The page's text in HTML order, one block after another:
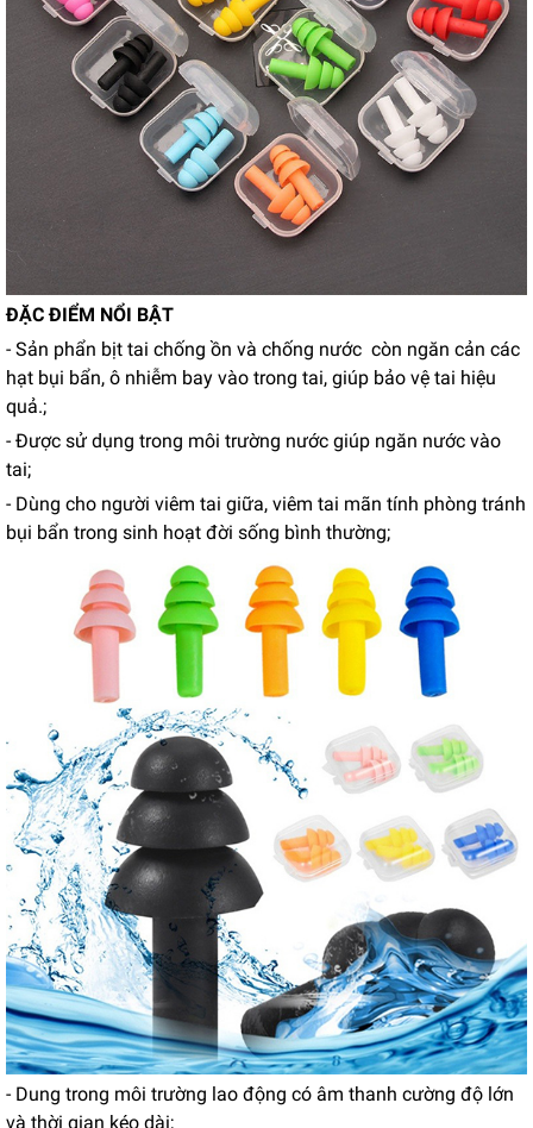
ĐẶC ĐIỂM NỔI BẬT
- Sản phẩn bịt tai chống ồn và chống nước còn ngăn cản các
hạt bụi bẩn, ô nhiễm bay vào trong tai, giúp bảo vệ tai hiệu
quả.;
- Được sử dụng trong môi trường nước giúp ngăn nước vào
tai;
- Dùng cho người viêm tai giữa, viêm tai mãn tính phòng tránh
bụi bẩn trong sinh hoạt đời sống bình thường;
- Dung trong môi trường lao động có âm thanh cường độ lớn
và thời gian kéo dài;